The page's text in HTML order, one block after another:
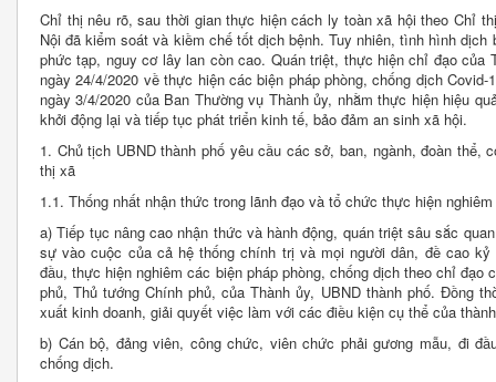
Chỉ thị nêu rõ, sau thời gian thực hiện cách ly toàn xã hội theo Chỉ
Nội đã kiểm soát và kiềm chế tốt dịch bệnh. Tuy nhiên, tình hình dịch
phức tạp, nguy cơ lây lan còn cao. Quán triệt, thực hiện chỉ đạo của
ngày 24/4/2020 về thực hiện các biện pháp phòng, chống dịch
ngày 3/4/2020 của Ban Thường vụ Thành ủy, nhằm thực hiện hiệu
khởi động lại và tiếp tục phát triển kinh tế, bảo đảm an sinh xã hội.
1. Chủ tịch UBND thành phố yêu cầu các sở, ban, ngành, đoàn thể,
thị xã
1.1. Thống nhất nhận thức trong lãnh đạo và tổ chức thực hiện
a) Tiếp tục nâng cao nhận thức và hành động, quán triệt sâu sắc
sự vào cuộc của cả hệ thống chính trị và mọi người dân, đề cao
đầu, thực hiện nghiêm các biện pháp phòng, chống dịch theo chỉ
phủ, Thủ tướng Chính phủ, của Thành ủy, UBND thành phố. Đồng
xuất kinh doanh, giải quyết việc làm với các điều kiện cụ thể của
b) Cán bộ, đảng viên, công chức, viên chức phải gương mẫu, đi
chống dịch.